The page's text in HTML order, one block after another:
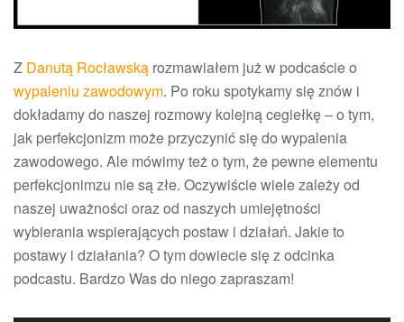
Z Danutą Rocławską rozmawiałem już w podcaście o
wypaleniu zawodowym. Po roku spotykamy się znów i
dokładamy do naszej rozmowy kolejną cegiełkę – o tym,
jak perfekcjonizm może przyczynić się do wypalenia
zawodowego. Ale mówimy też o tym, że pewne elementu
perfekcjonimzu nie są złe. Oczywiście wiele zależy od
naszej uważności oraz od naszych umiejętności
wybierania wspierających postaw i działań. Jakie to
postawy i działania? O tym dowiecie się z odcinka
podcastu. Bardzo Was do niego zapraszam!